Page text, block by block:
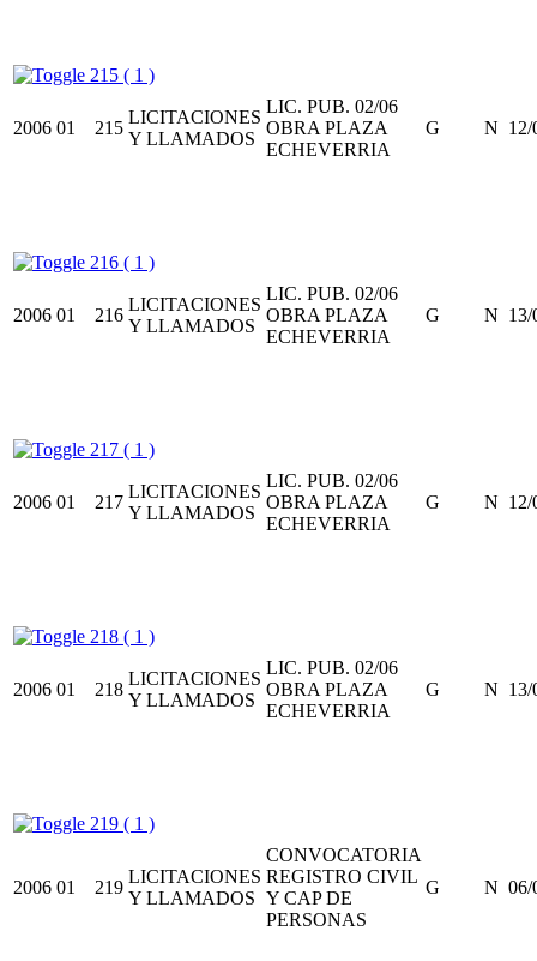
215 ( 1 )
2006 01 215
LICITACIONES
Y LLAMADOS
LIC. PUB. 02/06
OBRA PLAZA
ECHEVERRIA
G N 12/
216 ( 1 )
2006 01 216
LICITACIONES
Y LLAMADOS
LIC. PUB. 02/06
OBRA PLAZA
ECHEVERRIA
G N 13/
217 ( 1 )
2006 01 217
LICITACIONES
Y LLAMADOS
LIC. PUB. 02/06
OBRA PLAZA
ECHEVERRIA
G N 12/
218 ( 1 )
2006 01 218
LICITACIONES
Y LLAMADOS
LIC. PUB. 02/06
OBRA PLAZA
ECHEVERRIA
G N 13/
219 ( 1 )
2006 01 219
LICITACIONES
Y LLAMADOS
CONVOCATORIA
REGISTRO CIVIL
Y CAP DE
PERSONAS
G N 06/